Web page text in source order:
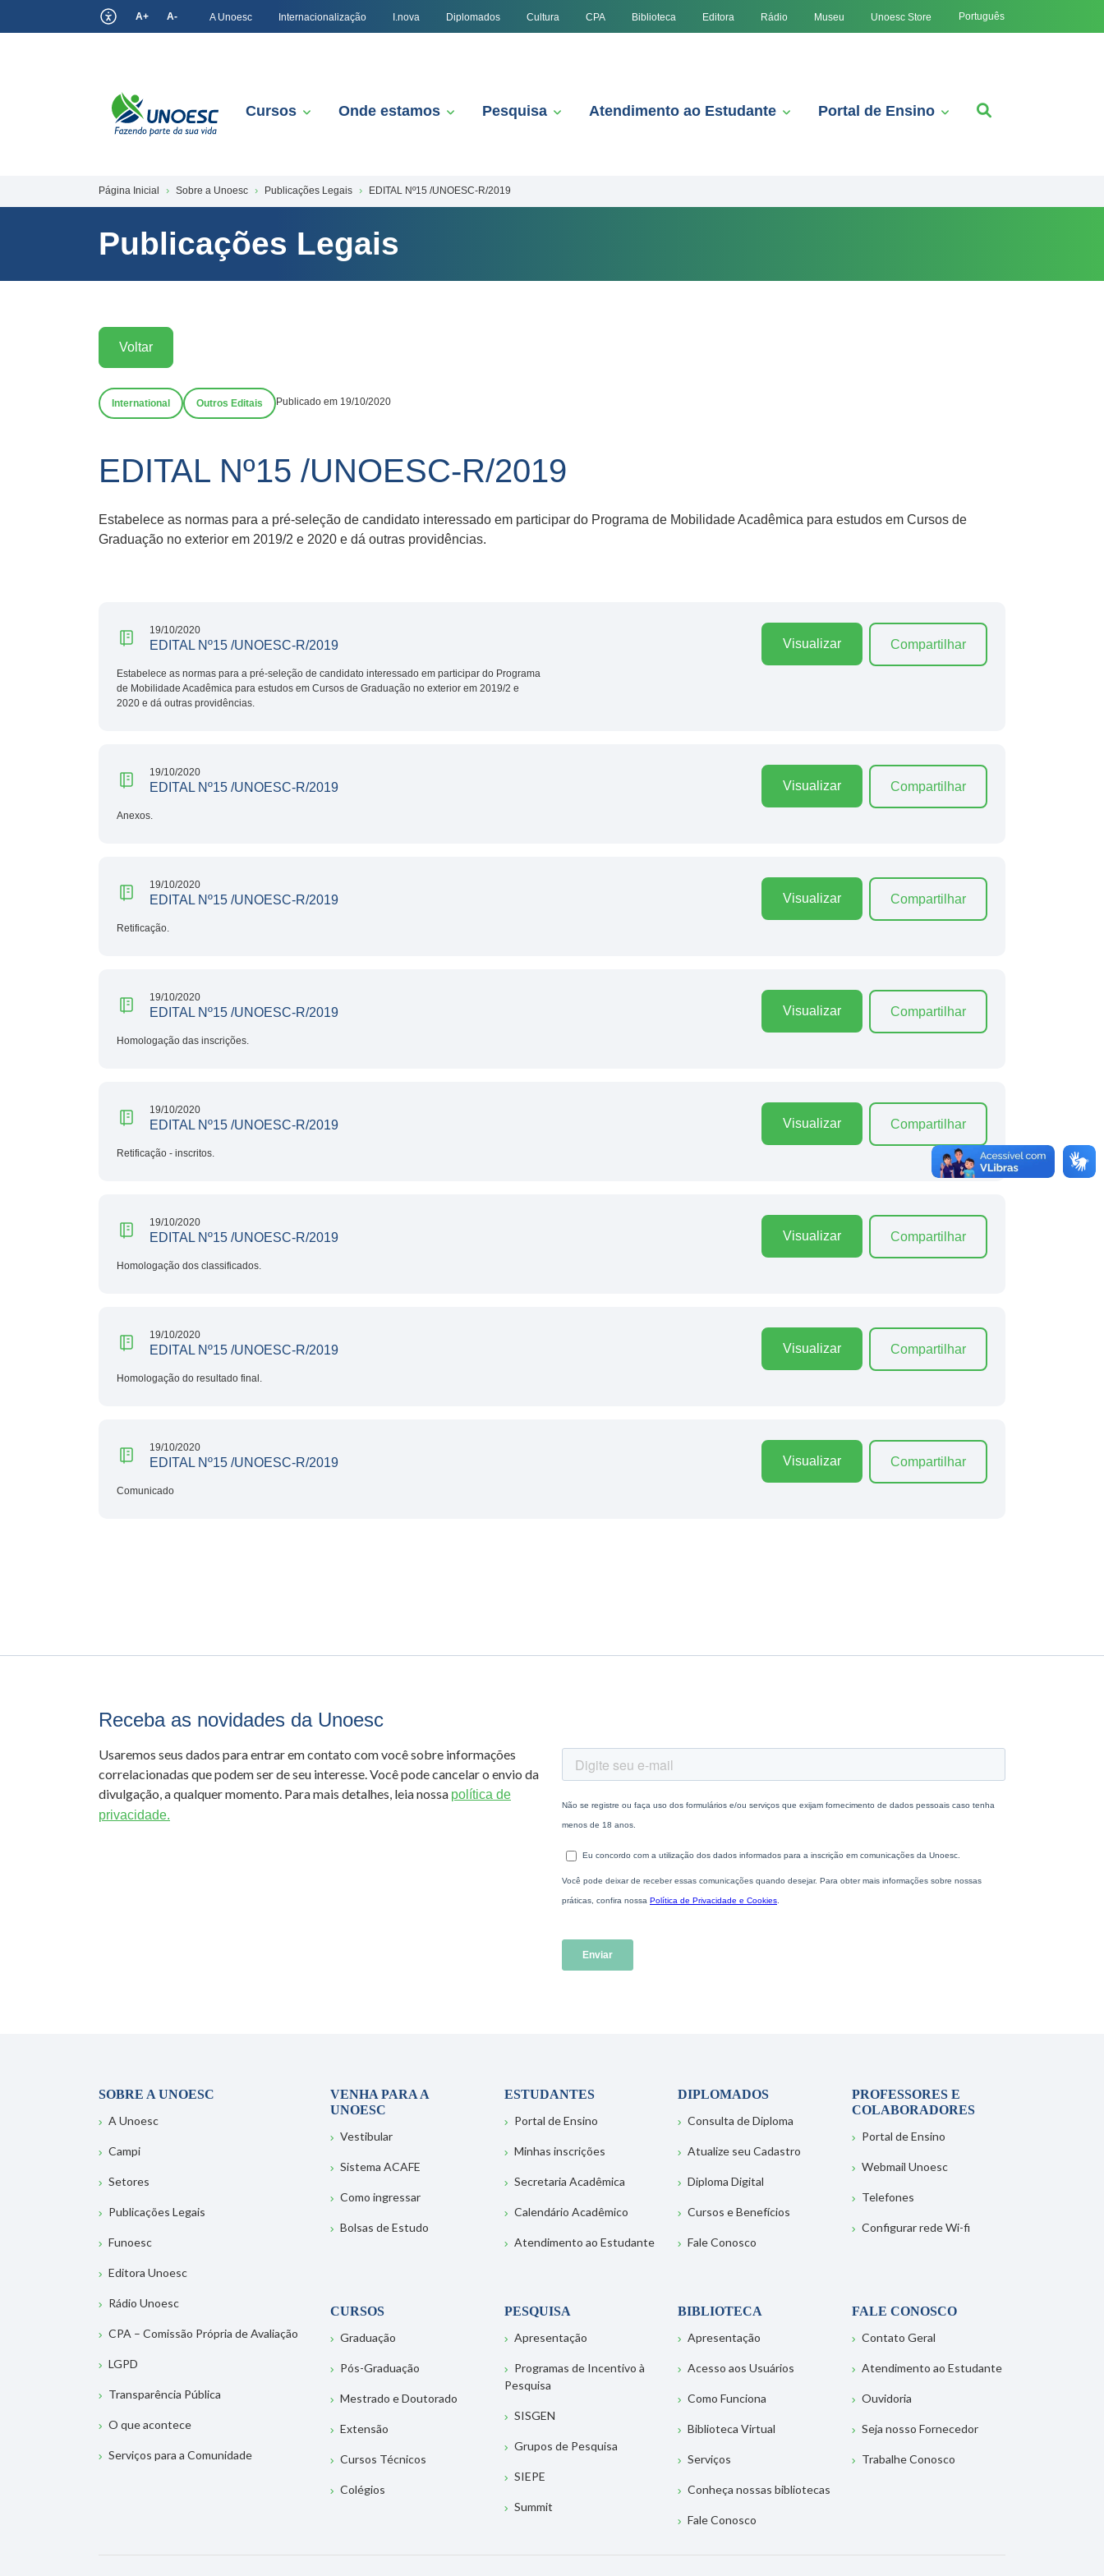
A+ A- A Unoesc Internacionalização I.nova Diplomados Cultura CPA Biblioteca Editora Rádio Museu Unoesc Store Português
Cursos Onde estamos Pesquisa Atendimento ao Estudante Portal de Ensino
Página Inicial Sobre a Unoesc Publicações Legais EDITAL Nº15 /UNOESC-R/2019
Publicações Legais
Voltar
International Outros Editais Publicado em 19/10/2020
EDITAL Nº15 /UNOESC-R/2019
Estabelece as normas para a pré-seleção de candidato interessado em participar do Programa de Mobilidade Acadêmica para estudos em Cursos de
Graduação no exterior em 2019/2 e 2020 e dá outras providências.
19/10/2020
EDITAL Nº15 /UNOESC-R/2019
Estabelece as normas para a pré-seleção de candidato interessado em participar do Programa
de Mobilidade Acadêmica para estudos em Cursos de Graduação no exterior em 2019/2 e
2020 e dá outras providências.
Visualizar Compartilhar
19/10/2020
EDITAL Nº15 /UNOESC-R/2019
Anexos.
Visualizar Compartilhar
19/10/2020
EDITAL Nº15 /UNOESC-R/2019
Retificação.
Visualizar Compartilhar
19/10/2020
EDITAL Nº15 /UNOESC-R/2019
Homologação das inscrições.
Visualizar Compartilhar
19/10/2020
EDITAL Nº15 /UNOESC-R/2019
Retificação - inscritos.
Visualizar Compartilhar
19/10/2020
EDITAL Nº15 /UNOESC-R/2019
Homologação dos classificados.
Visualizar Compartilhar
19/10/2020
EDITAL Nº15 /UNOESC-R/2019
Homologação do resultado final.
Visualizar Compartilhar
19/10/2020
EDITAL Nº15 /UNOESC-R/2019
Comunicado
Visualizar Compartilhar
Receba as novidades da Unoesc
Usaremos seus dados para entrar em contato com você sobre informações
correlacionadas que podem ser de seu interesse. Você pode cancelar o envio da
divulgação, a qualquer momento. Para mais detalhes, leia nossa política de
privacidade.
SOBRE A UNOESC
A Unoesc
Campi
Setores
Publicações Legais
Funoesc
Editora Unoesc
Rádio Unoesc
CPA – Comissão Própria de Avaliação
LGPD
Transparência Pública
O que acontece
Serviços para a Comunidade
VENHA PARA A
UNOESC
Vestibular
Sistema ACAFE
Como ingressar
Bolsas de Estudo
ESTUDANTES
Portal de Ensino
Minhas inscrições
Secretaria Acadêmica
Calendário Acadêmico
Atendimento ao Estudante
DIPLOMADOS
Consulta de Diploma
Atualize seu Cadastro
Diploma Digital
Cursos e Benefícios
Fale Conosco
PROFESSORES E
COLABORADORES
Portal de Ensino
Webmail Unoesc
Telefones
Configurar rede Wi-fi
CURSOS
Graduação
Pós-Graduação
Mestrado e Doutorado
Extensão
Cursos Técnicos
Colégios
PESQUISA
Apresentação
Programas de Incentivo à
Pesquisa
SISGEN
Grupos de Pesquisa
SIEPE
Summit
BIBLIOTECA
Apresentação
Acesso aos Usuários
Como Funciona
Biblioteca Virtual
Serviços
Conheça nossas bibliotecas
Fale Conosco
FALE CONOSCO
Contato Geral
Atendimento ao Estudante
Ouvidoria
Seja nosso Fornecedor
Trabalhe Conosco